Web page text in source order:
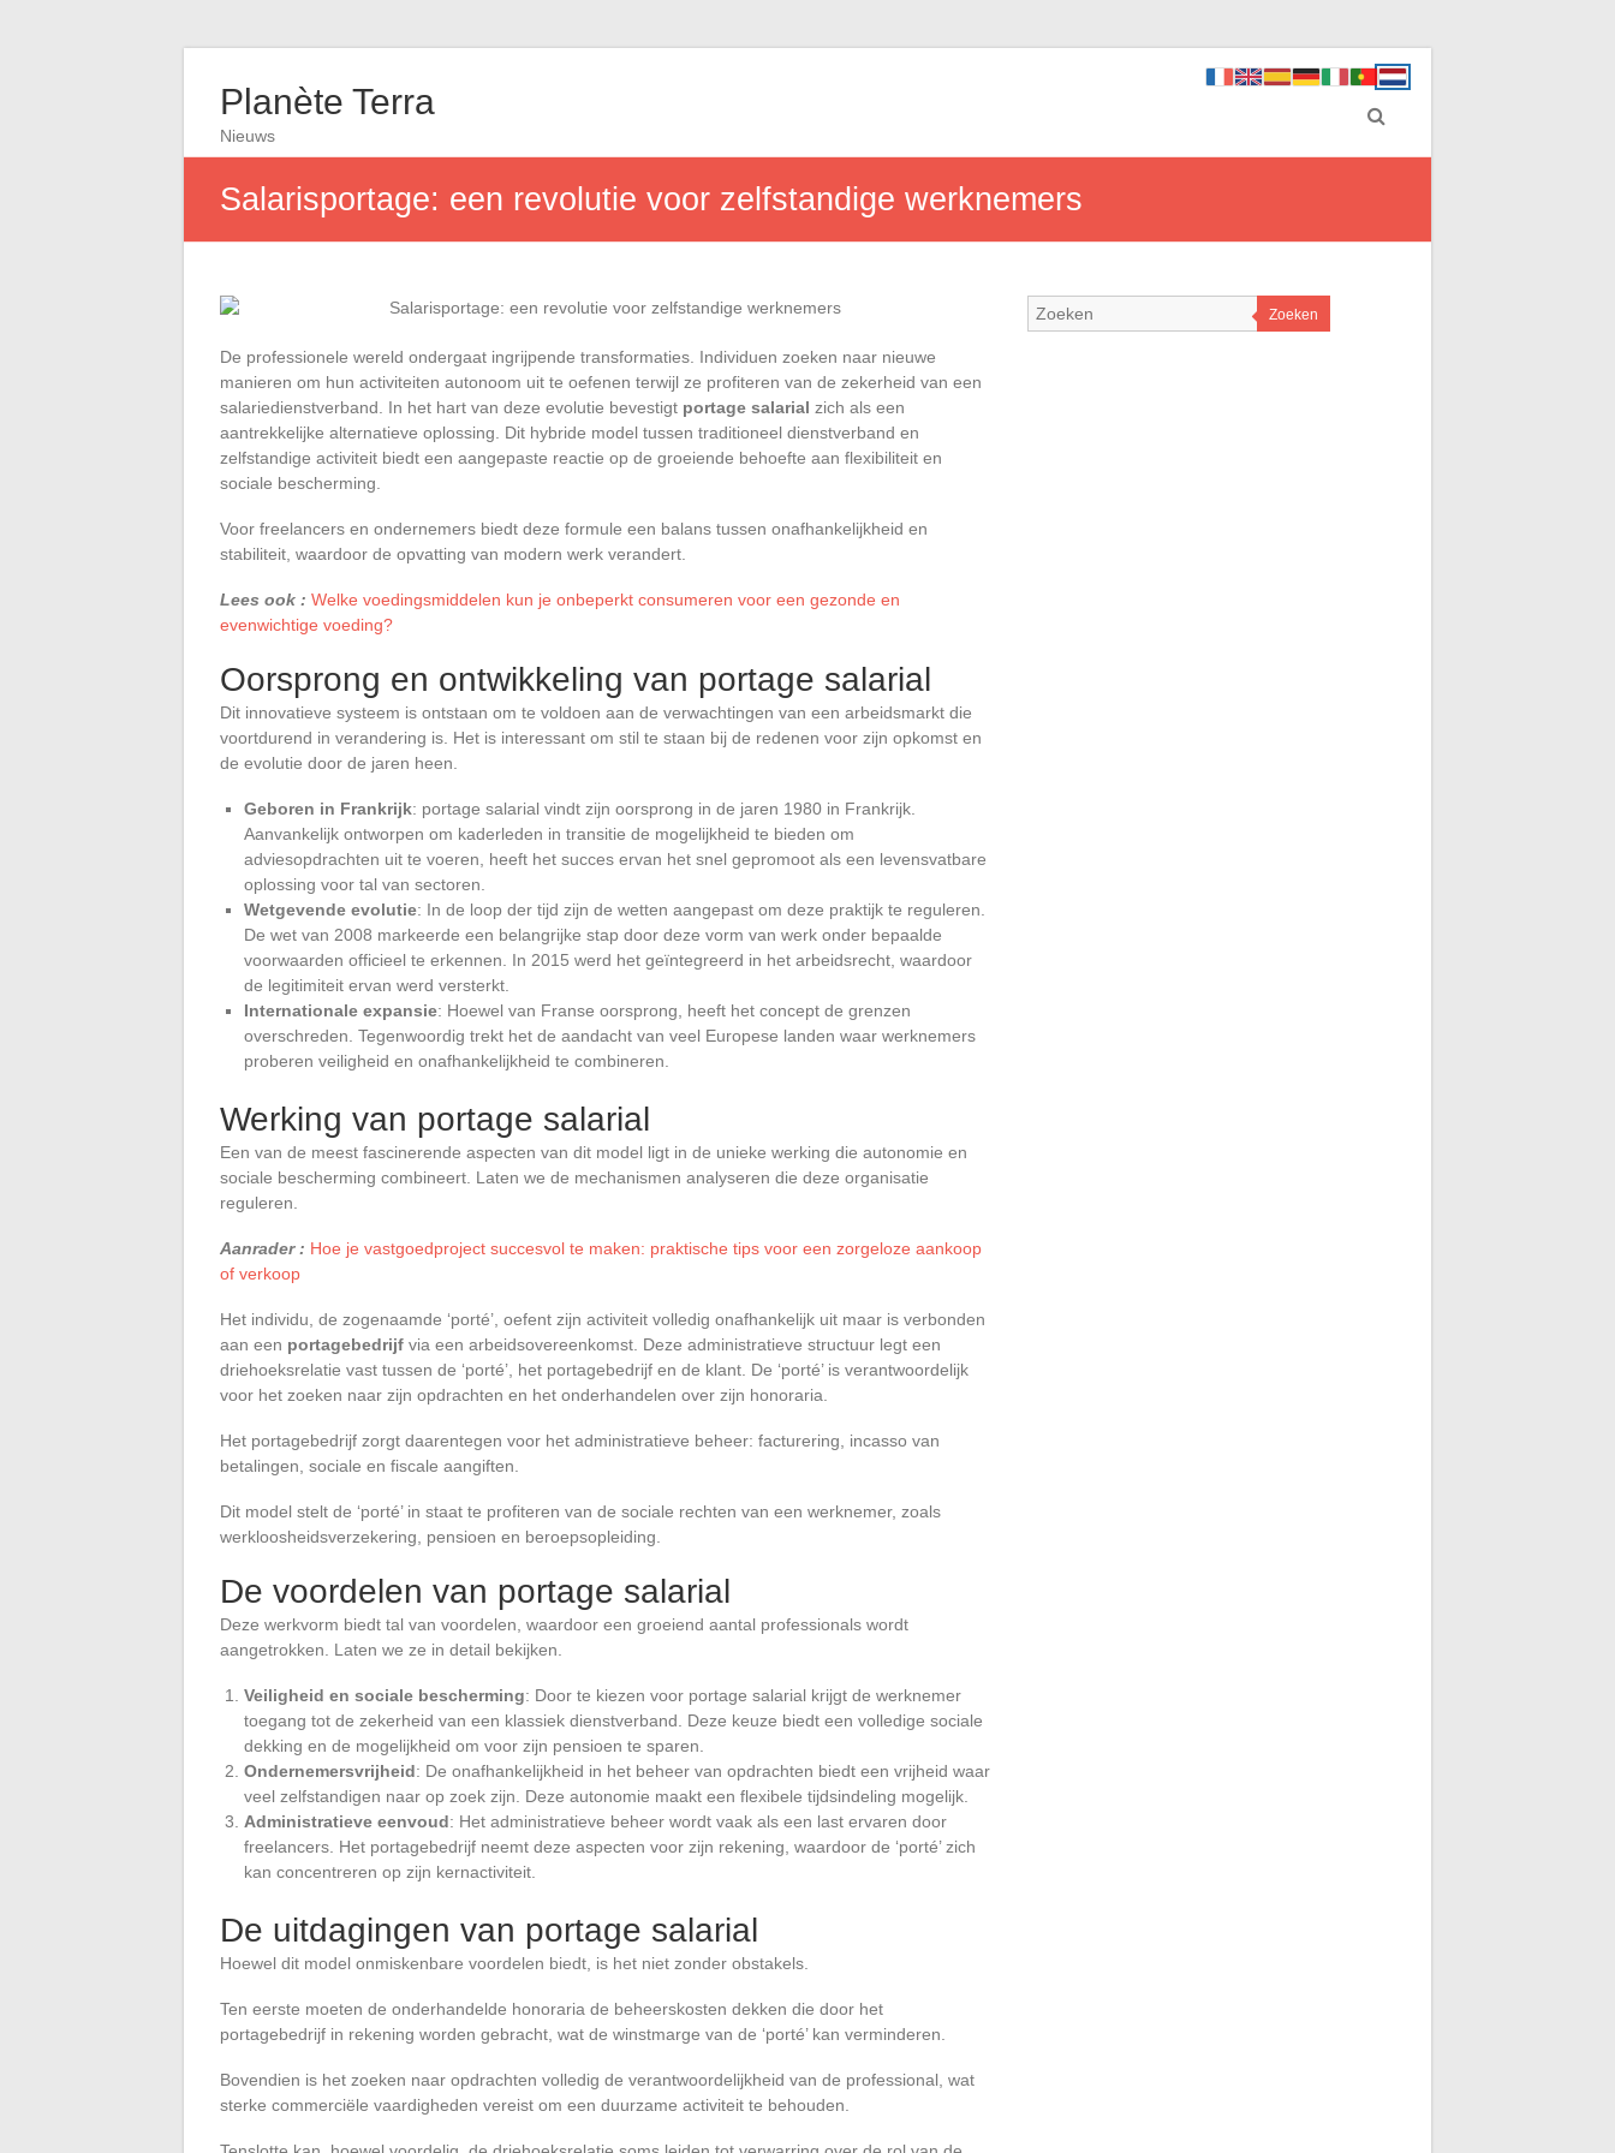
Planète Terra
Nieuws
Salarisportage: een revolutie voor zelfstandige werknemers
De professionele wereld ondergaat ingrijpende transformaties. Individuen zoeken naar nieuwe
manieren om hun activiteiten autonoom uit te oefenen terwijl ze profiteren van de zekerheid van een
salariedienstverband. In het hart van deze evolutie bevestigt portage salarial zich als een
aantrekkelijke alternatieve oplossing. Dit hybride model tussen traditioneel dienstverband en
zelfstandige activiteit biedt een aangepaste reactie op de groeiende behoefte aan flexibiliteit en
sociale bescherming.
Voor freelancers en ondernemers biedt deze formule een balans tussen onafhankelijkheid en
stabiliteit, waardoor de opvatting van modern werk verandert.
Lees ook : Welke voedingsmiddelen kun je onbeperkt consumeren voor een gezonde en
evenwichtige voeding?
Oorsprong en ontwikkeling van portage salarial
Dit innovatieve systeem is ontstaan om te voldoen aan de verwachtingen van een arbeidsmarkt die
voortdurend in verandering is. Het is interessant om stil te staan bij de redenen voor zijn opkomst en
de evolutie door de jaren heen.
Geboren in Frankrijk: portage salarial vindt zijn oorsprong in de jaren 1980 in Frankrijk.
Aanvankelijk ontworpen om kaderleden in transitie de mogelijkheid te bieden om
adviesopdrachten uit te voeren, heeft het succes ervan het snel gepromoot als een levensvatbare
oplossing voor tal van sectoren.
Wetgevende evolutie: In de loop der tijd zijn de wetten aangepast om deze praktijk te reguleren.
De wet van 2008 markeerde een belangrijke stap door deze vorm van werk onder bepaalde
voorwaarden officieel te erkennen. In 2015 werd het geïntegreerd in het arbeidsrecht, waardoor
de legitimiteit ervan werd versterkt.
Internationale expansie: Hoewel van Franse oorsprong, heeft het concept de grenzen
overschreden. Tegenwoordig trekt het de aandacht van veel Europese landen waar werknemers
proberen veiligheid en onafhankelijkheid te combineren.
Werking van portage salarial
Een van de meest fascinerende aspecten van dit model ligt in de unieke werking die autonomie en
sociale bescherming combineert. Laten we de mechanismen analyseren die deze organisatie
reguleren.
Aanrader : Hoe je vastgoedproject succesvol te maken: praktische tips voor een zorgeloze aankoop
of verkoop
Het individu, de zogenaamde ‘porté’, oefent zijn activiteit volledig onafhankelijk uit maar is verbonden
aan een portagebedrijf via een arbeidsovereenkomst. Deze administratieve structuur legt een
driehoeksrelatie vast tussen de ‘porté’, het portagebedrijf en de klant. De ‘porté’ is verantwoordelijk
voor het zoeken naar zijn opdrachten en het onderhandelen over zijn honoraria.
Het portagebedrijf zorgt daarentegen voor het administratieve beheer: facturering, incasso van
betalingen, sociale en fiscale aangiften.
Dit model stelt de ‘porté’ in staat te profiteren van de sociale rechten van een werknemer, zoals
werkloosheidsverzekering, pensioen en beroepsopleiding.
De voordelen van portage salarial
Deze werkvorm biedt tal van voordelen, waardoor een groeiend aantal professionals wordt
aangetrokken. Laten we ze in detail bekijken.
Veiligheid en sociale bescherming: Door te kiezen voor portage salarial krijgt de werknemer
toegang tot de zekerheid van een klassiek dienstverband. Deze keuze biedt een volledige sociale
dekking en de mogelijkheid om voor zijn pensioen te sparen.
Ondernemersvrijheid: De onafhankelijkheid in het beheer van opdrachten biedt een vrijheid waar
veel zelfstandigen naar op zoek zijn. Deze autonomie maakt een flexibele tijdsindeling mogelijk.
Administratieve eenvoud: Het administratieve beheer wordt vaak als een last ervaren door
freelancers. Het portagebedrijf neemt deze aspecten voor zijn rekening, waardoor de ‘porté’ zich
kan concentreren op zijn kernactiviteit.
De uitdagingen van portage salarial
Hoewel dit model onmiskenbare voordelen biedt, is het niet zonder obstakels.
Ten eerste moeten de onderhandelde honoraria de beheerskosten dekken die door het
portagebedrijf in rekening worden gebracht, wat de winstmarge van de ‘porté’ kan verminderen.
Bovendien is het zoeken naar opdrachten volledig de verantwoordelijkheid van de professional, wat
sterke commerciële vaardigheden vereist om een duurzame activiteit te behouden.
Zoeken